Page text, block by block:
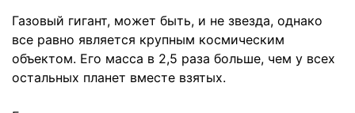
Газовый гигант, может быть, и не звезда, однако
все равно является крупным космическим
объектом. Его масса в 2,5 раза больше, чем у всех
остальных планет вместе взятых.